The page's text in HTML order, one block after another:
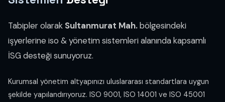
Tabipler olarak Sultanmurat Mah.bölgesindeki
işyerlerine iso & yönetim sistemleri alanında kapsamlı
İSG desteği sunuyoruz.
Kurumsal yönetim altyapınızı uluslararası standartlara uygun
şekilde yapılandırıyoruz. ISO 9001, ISO 14001 ve ISO 45001